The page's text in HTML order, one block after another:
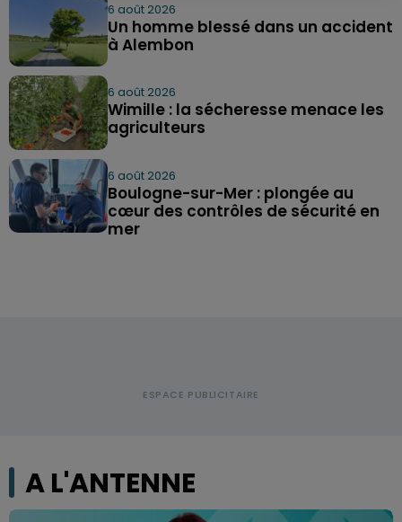
6 août 2026
Un homme blessé dans un accident
à Alembon
6 août 2026
Wimille : la sécheresse menace les
agriculteurs
6 août 2026
Boulogne-sur-Mer : plongée au
cœur des contrôles de sécurité en
mer
A L'ANTENNE